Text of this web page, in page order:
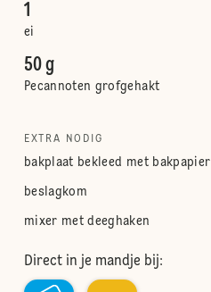
1
ei
50 g
Pecannoten grofgehakt
EXTRA NODIG
bakplaat bekleed met bakpapier
beslagkom
mixer met deeghaken
Direct in je mandje bij: